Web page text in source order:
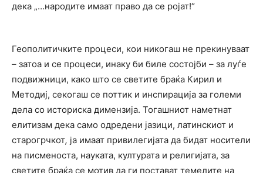
дека „…народите имаат право да се ројат!“
Геополитичките процеси, кои никогаш не прекинуваат
– затоа и се процеси, инаку би биле состојби – за луѓе
подвижници, како што се светите браќа Кирил и
Методиј, секогаш се поттик и инспирација за големи
дела со историска димензија. Тогашниот наметнат
елитизам дека само одредени јазици, латинскиот и
старогрчкот, ја имаат привилегијата да бидат носители
на писменоста, науката, културата и религијата, за
светите браќа се мотив да ги постават темелите на